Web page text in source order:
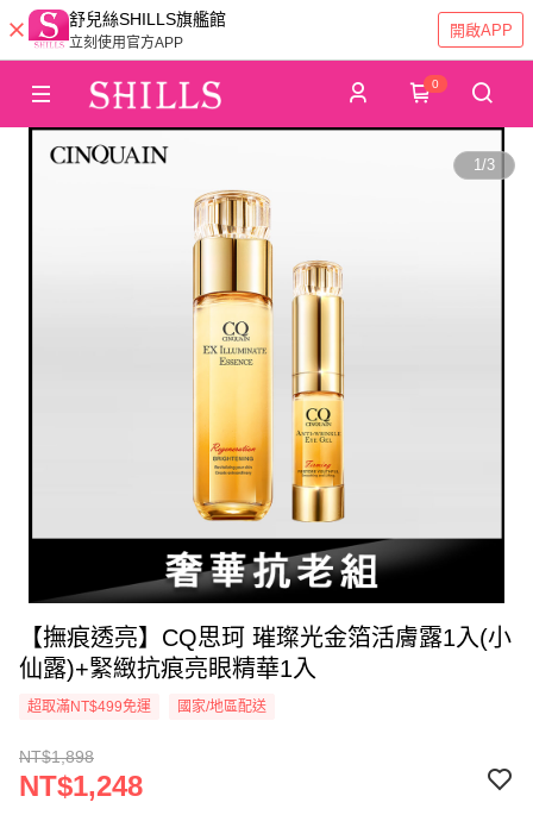
舒兒絲SHILLS旗艦館
立刻使用官方APP
開啟APP
0
1/3
【撫痕透亮】CQ思珂 璀璨光金箔活膚露1入(小
仙露)+緊緻抗痕亮眼精華1入
超取滿NT$499免運 國家/地區配送
NT$1,898
NT$1,248